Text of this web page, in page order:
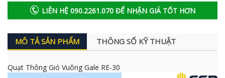
LIÊN HỆ 090.2261.070 ĐỂ NHẬN GIÁ TỐT HƠN
MÔ TẢ SẢN PHẨM THÔNG SỐ KỸ THUẬT
Quạt Thông Gió Vuông Gale RE-30